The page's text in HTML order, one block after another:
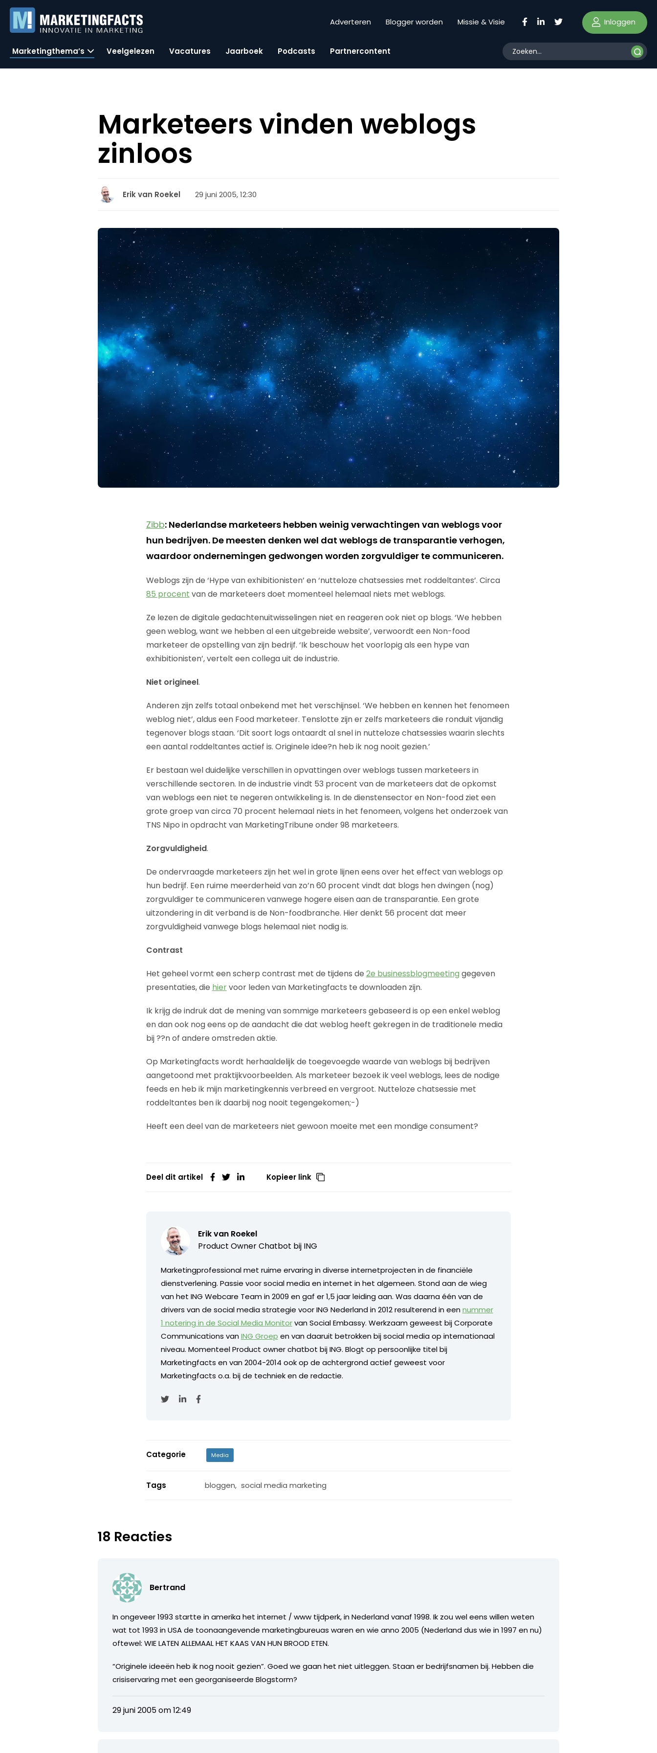
Adverteren Blogger worden Missie & Visie Inloggen
Marketingthema’s Veelgelezen Vacatures Jaarboek Podcasts Partnercontent
Marketeers vinden weblogs
zinloos
Erik van Roekel 29 juni 2005, 12:30
Zibb: Nederlandse marketeers hebben weinig verwachtingen van weblogs voor
hun bedrijven. De meesten denken wel dat weblogs de transparantie verhogen,
waardoor ondernemingen gedwongen worden zorgvuldiger te communiceren.
Weblogs zijn de ‘Hype van exhibitionisten’ en ‘nutteloze chatsessies met roddeltantes’. Circa
85 procent van de marketeers doet momenteel helemaal niets met weblogs.
Ze lezen de digitale gedachtenuitwisselingen niet en reageren ook niet op blogs. ‘We hebben
geen weblog, want we hebben al een uitgebreide website’, verwoordt een Non-food
marketeer de opstelling van zijn bedrijf. ‘Ik beschouw het voorlopig als een hype van
exhibitionisten’, vertelt een collega uit de industrie.
Niet origineel.
Anderen zijn zelfs totaal onbekend met het verschijnsel. ‘We hebben en kennen het fenomeen
weblog niet’, aldus een Food marketeer. Tenslotte zijn er zelfs marketeers die ronduit vijandig
tegenover blogs staan. ‘Dit soort logs ontaardt al snel in nutteloze chatsessies waarin slechts
een aantal roddeltantes actief is. Originele idee?n heb ik nog nooit gezien.’
Er bestaan wel duidelijke verschillen in opvattingen over weblogs tussen marketeers in
verschillende sectoren. In de industrie vindt 53 procent van de marketeers dat de opkomst
van weblogs een niet te negeren ontwikkeling is. In de dienstensector en Non-food ziet een
grote groep van circa 70 procent helemaal niets in het fenomeen, volgens het onderzoek van
TNS Nipo in opdracht van MarketingTribune onder 98 marketeers.
Zorgvuldigheid.
De ondervraagde marketeers zijn het wel in grote lijnen eens over het effect van weblogs op
hun bedrijf. Een ruime meerderheid van zo’n 60 procent vindt dat blogs hen dwingen (nog)
zorgvuldiger te communiceren vanwege hogere eisen aan de transparantie. Een grote
uitzondering in dit verband is de Non-foodbranche. Hier denkt 56 procent dat meer
zorgvuldigheid vanwege blogs helemaal niet nodig is.
Contrast
Het geheel vormt een scherp contrast met de tijdens de 2e businessblogmeeting gegeven
presentaties, die hiervoor leden van Marketingfacts te downloaden zijn.
Ik krijg de indruk dat de mening van sommige marketeers gebaseerd is op een enkel weblog
en dan ook nog eens op de aandacht die dat weblog heeft gekregen in de traditionele media
bij ??n of andere omstreden aktie.
Op Marketingfacts wordt herhaaldelijk de toegevoegde waarde van weblogs bij bedrijven
aangetoond met praktijkvoorbeelden. Als marketeer bezoek ik veel weblogs, lees de nodige
feeds en heb ik mijn marketingkennis verbreed en vergroot. Nutteloze chatsessie met
roddeltantes ben ik daarbij nog nooit tegengekomen;-)
Heeft een deel van de marketeers niet gewoon moeite met een mondige consument?
Deel dit artikel Kopieer link
Erik van Roekel
Product Owner Chatbot bij ING
Marketingprofessional met ruime ervaring in diverse internetprojecten in de financiële
dienstverlening. Passie voor social media en internet in het algemeen. Stond aan de wieg
van het ING Webcare Team in 2009 en gaf er 1,5 jaar leiding aan. Was daarna één van de
drivers van de social media strategie voor ING Nederland in 2012 resulterend in eennummer
1 notering in de Social Media Monitorvan Social Embassy. Werkzaam geweest bij Corporate
Communications vanING Groep en van daaruit betrokken bij social media op internationaal
niveau. Momenteel Product owner chatbot bij ING. Blogt op persoonlijke titel bij
Marketingfacts en van 2004-2014 ook op de achtergrond actief geweest voor
Marketingfacts o.a. bij de techniek en de redactie.
Categorie Media
Tags bloggen, social media marketing
18 Reacties
Bertrand
In ongeveer 1993 startte in amerika het internet / www tijdperk, in Nederland vanaf 1998. Ik zou wel eens willen weten
wat tot 1993 in USA de toonaangevende marketingbureuas waren en wie anno 2005 (Nederland dus wie in 1997 en nu)
oftewel: WIE LATEN ALLEMAAL HET KAAS VAN HUN BROOD ETEN.
“Originele ideeën heb ik nog nooit gezien”. Goed we gaan het niet uitleggen. Staan er bedrijfsnamen bij. Hebben die
crisiservaring met een georganiseerde Blogstorm?
29 juni 2005 om 12:49